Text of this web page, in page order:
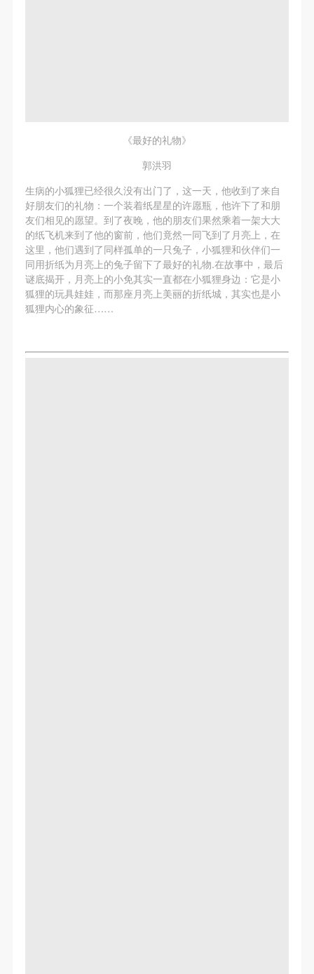
《最好的礼物》
郭洪羽
生病的小狐狸已经很久没有出门了，这一天，他收到了来自
好朋友们的礼物：一个装着纸星星的许愿瓶，他许下了和朋
友们相见的愿望。到了夜晚，他的朋友们果然乘着一架大大
的纸飞机来到了他的窗前，他们竟然一同飞到了月亮上，在
这里，他们遇到了同样孤单的一只兔子，小狐狸和伙伴们一
同用折纸为月亮上的兔子留下了最好的礼物.在故事中，最后
谜底揭开，月亮上的小免其实一直都在小狐狸身边：它是小
狐狸的玩具娃娃，而那座月亮上美丽的折纸城，其实也是小
狐狸内心的象征……